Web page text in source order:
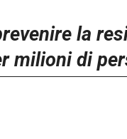
la
milioni di